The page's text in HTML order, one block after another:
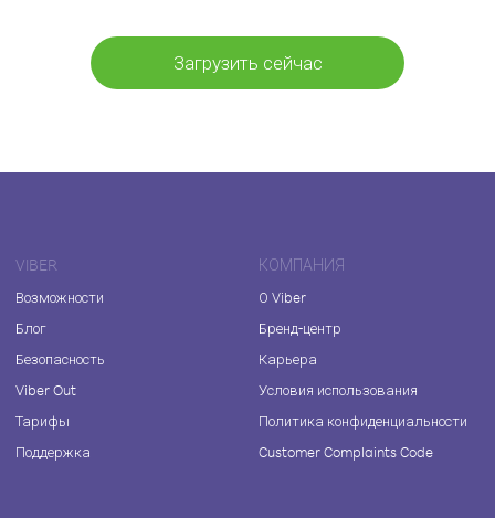
Загрузить сейчас
VIBER
Возможности
Блог
Безопасность
Viber Out
Тарифы
Поддержка
КОМПАНИЯ
О Viber
Бренд-центр
Карьера
Условия использования
Политика конфиденциальности
Customer Complaints Code